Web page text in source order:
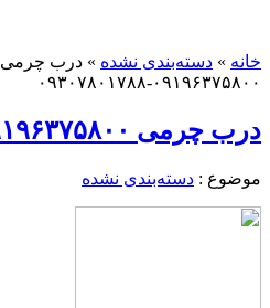
خانه » دسته‌بندی نشده » درب چرمی
۰۹۱۹۶۳۷۵۸۰۰-۰۹۳۰۷۸۰۱۷۸۸
درب چرمی ۰۹۱۹۶۳۷۵۸۰۰-۰۹۳۰۷۸۰۱۷۸۸
موضوع : دسته‌بندی نشده